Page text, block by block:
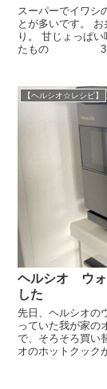
スーパーでイワシ
とが多いです。
り。 甘じょっぱ
たもの 3尾
【ヘルシオ☆レシピ】
ヘルシオ ウォ
した
先日、ヘルシオの
っていた我が家の
で、そろそろ買い
オのホットクック